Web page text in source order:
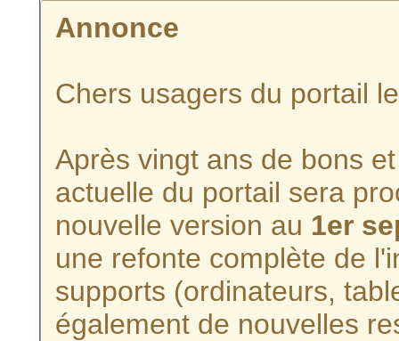
Annonce
Chers usagers du portail
Après vingt ans de bons
actuelle du portail sera
nouvelle version au 1er
une refonte complète de
supports (ordinateurs,
également de nouvelles